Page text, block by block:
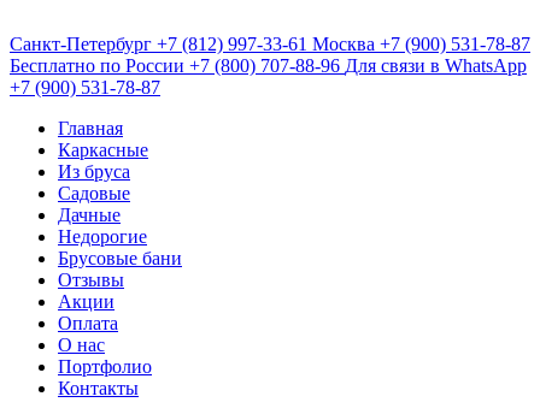
Санкт-Петербург +7 (812) 997-33-61 Москва +7 (900) 531-78-87
Бесплатно по России +7 (800) 707-88-96 Для связи в WhatsApp
+7 (900) 531-78-87
Главная
Каркасные
Из бруса
Садовые
Дачные
Недорогие
Брусовые бани
Отзывы
Акции
Оплата
О нас
Портфолио
Контакты